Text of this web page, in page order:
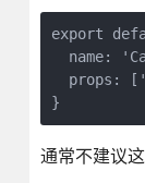
export
name:
props:
通常不建议